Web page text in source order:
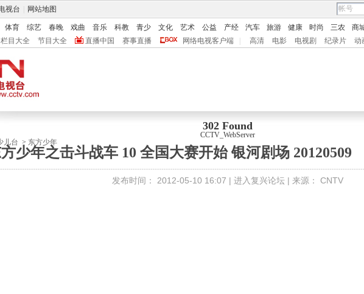
视台 网站地图
体育 综艺 春晚 戏曲 音乐 科教 青少 文化 艺术 公益 产经 汽车 旅游 健康 时尚 三农 商
栏目大全 节目大全 直播中国 赛事直播 网络电视客户端 高清 电影 电视剧 纪录片 动
302 Found
CCTV_WebServer
儿台 > 东方少年
少年之击斗战车 10 全国大赛开始 银河剧场 20120509
发布时间： 2012-05-10 16:07 | 进入复兴论坛 | 来源： CNTV